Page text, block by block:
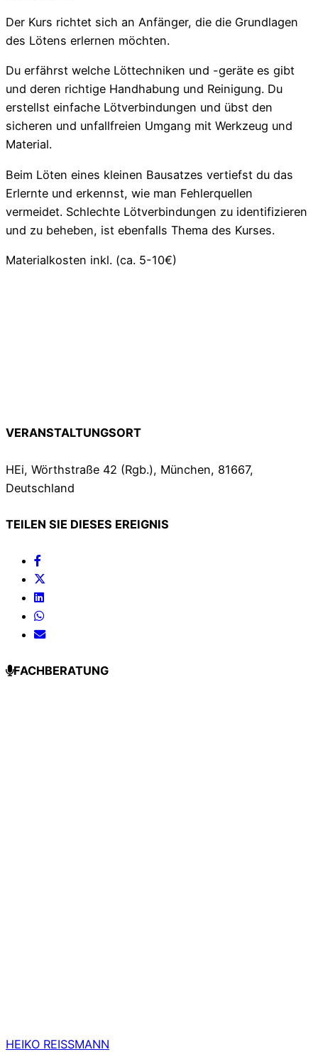
Der Kurs richtet sich an Anfänger, die die Grundlagen
des Lötens erlernen möchten.
Du erfährst welche Löttechniken und -geräte es gibt
und deren richtige Handhabung und Reinigung. Du
erstellst einfache Lötverbindungen und übst den
sicheren und unfallfreien Umgang mit Werkzeug und
Material.
Beim Löten eines kleinen Bausatzes vertiefst du das
Erlernte und erkennst, wie man Fehlerquellen
vermeidet. Schlechte Lötverbindungen zu identifizieren
und zu beheben, ist ebenfalls Thema des Kurses.
Materialkosten inkl. (ca. 5-10€)
VERANSTALTUNGSORT
HEi, Wörthstraße 42 (Rgb.), München, 81667,
Deutschland
TEILEN SIE DIESES EREIGNIS
FACHBERATUNG
HEIKO REISSMANN